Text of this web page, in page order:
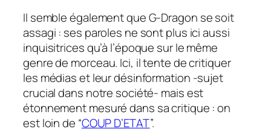
Il semble également que G-Dragon se soit
assagi : ses paroles ne sont plus ici aussi
inquisitrices qu’à l’époque sur le même
genre de morceau. Ici, il tente de critiquer
les médias et leur désinformation -sujet
crucial dans notre société- mais est
étonnement mesuré dans sa critique : on
est loin de “COUP D’ETAT”.